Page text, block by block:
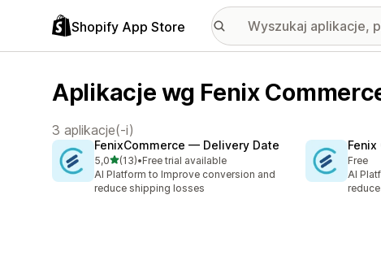
Shopify App Store
Aplikacje wg Fenix
3 aplikacje(-i)
FenixCommerce — Delivery Date
5,0na 5 gwiazdek
(13)
Łączna liczba recenzji: 13
•Free trial available
AI Platform to Improve conversion and
reduce shipping losses
Free
AI